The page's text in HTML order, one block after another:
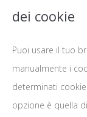
dei cookie
Puoi usare il tuo
manualmente i
determinati
opzione è quella